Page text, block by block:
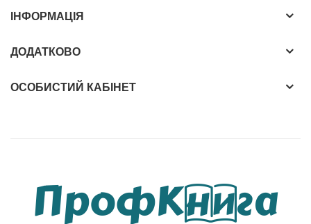
ІНФОРМАЦІЯ
ДОДАТКОВО
ОСОБИСТИЙ КАБІНЕТ